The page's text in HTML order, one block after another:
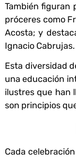
También figuran
próceres como
Acosta; y
Ignacio Cabrujas.
Esta diversidad
una educación
ilustres que han
son principios
Cada